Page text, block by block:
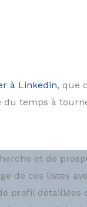
à Linkedin, que
du temps à
et de
de ces listes
profil détaillées